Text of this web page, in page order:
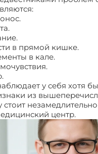
в прямой кишке.
в кале.
у себя хотя бы
из
стоит незамедлительно
центр.